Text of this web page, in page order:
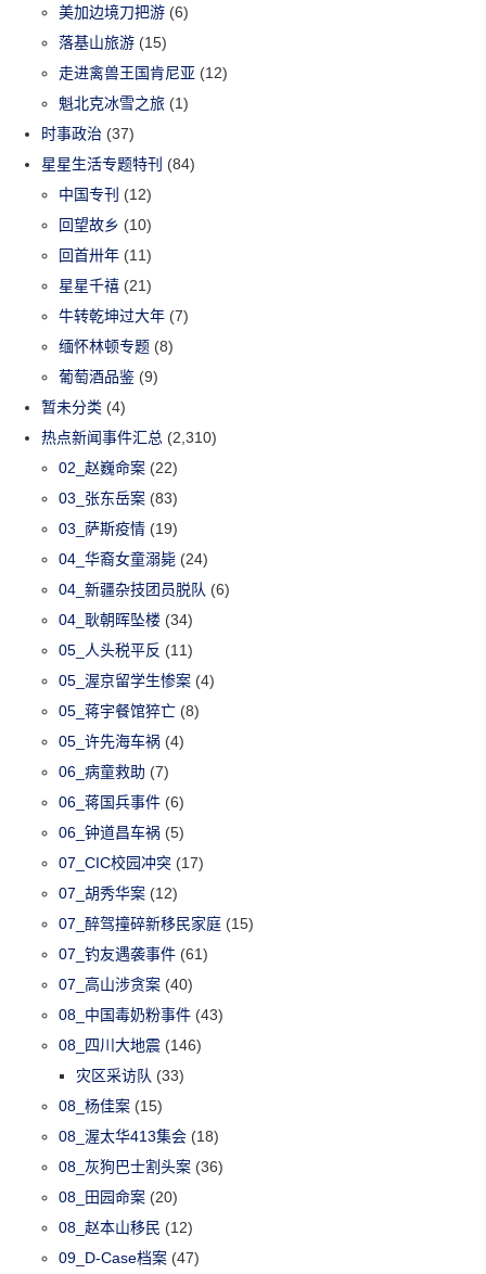
美加边境刀把游 (6)
落基山旅游 (15)
走进禽兽王国肯尼亚 (12)
魁北克冰雪之旅 (1)
时事政治 (37)
星星生活专题特刊 (84)
中国专刊 (12)
回望故乡 (10)
回首卅年 (11)
星星千禧 (21)
牛转乾坤过大年 (7)
缅怀林顿专题 (8)
葡萄酒品鉴 (9)
暂未分类 (4)
热点新闻事件汇总 (2,310)
02_赵巍命案 (22)
03_张东岳案 (83)
03_萨斯疫情 (19)
04_华裔女童溺毙 (24)
04_新疆杂技团员脱队 (6)
04_耿朝晖坠楼 (34)
05_人头税平反 (11)
05_渥京留学生惨案 (4)
05_蒋宇餐馆猝亡 (8)
05_许先海车祸 (4)
06_病童救助 (7)
06_蒋国兵事件 (6)
06_钟道昌车祸 (5)
07_CIC校园冲突 (17)
07_胡秀华案 (12)
07_醉驾撞碎新移民家庭 (15)
07_钓友遇袭事件 (61)
07_高山涉贪案 (40)
08_中国毒奶粉事件 (43)
08_四川大地震 (146)
灾区采访队 (33)
08_杨佳案 (15)
08_渥太华413集会 (18)
08_灰狗巴士割头案 (36)
08_田园命案 (20)
08_赵本山移民 (12)
09_D-Case档案 (47)